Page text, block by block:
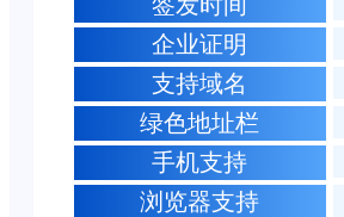
企业证明
支持域名
绿色地址栏
手机支持
浏览器支持